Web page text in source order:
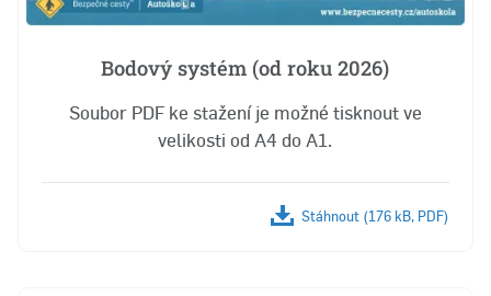
Bodový systém (od roku 2026)
Soubor PDF ke stažení je možné tisknout ve
velikosti od A4 do A1.
Stáhnout (176 kB, PDF)